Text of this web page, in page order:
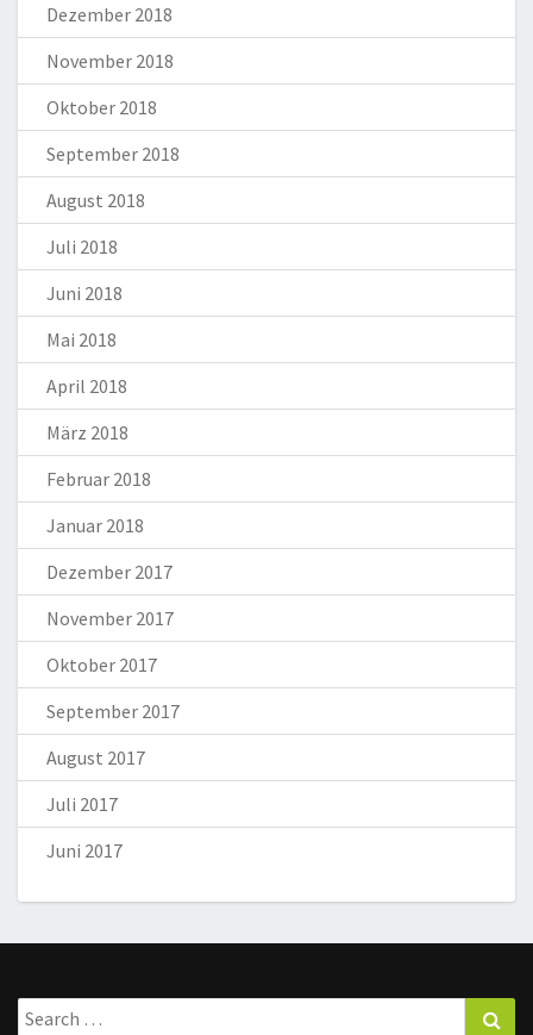
Dezember 2018
November 2018
Oktober 2018
September 2018
August 2018
Juli 2018
Juni 2018
Mai 2018
April 2018
März 2018
Februar 2018
Januar 2018
Dezember 2017
November 2017
Oktober 2017
September 2017
August 2017
Juli 2017
Juni 2017
Search